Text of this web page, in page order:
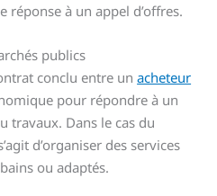
réponse à un appel d’offres.
publics
conclu entre unacheteur
pour répondre à un
travaux. Dans le cas du
d’organiser des services
ou adaptés.